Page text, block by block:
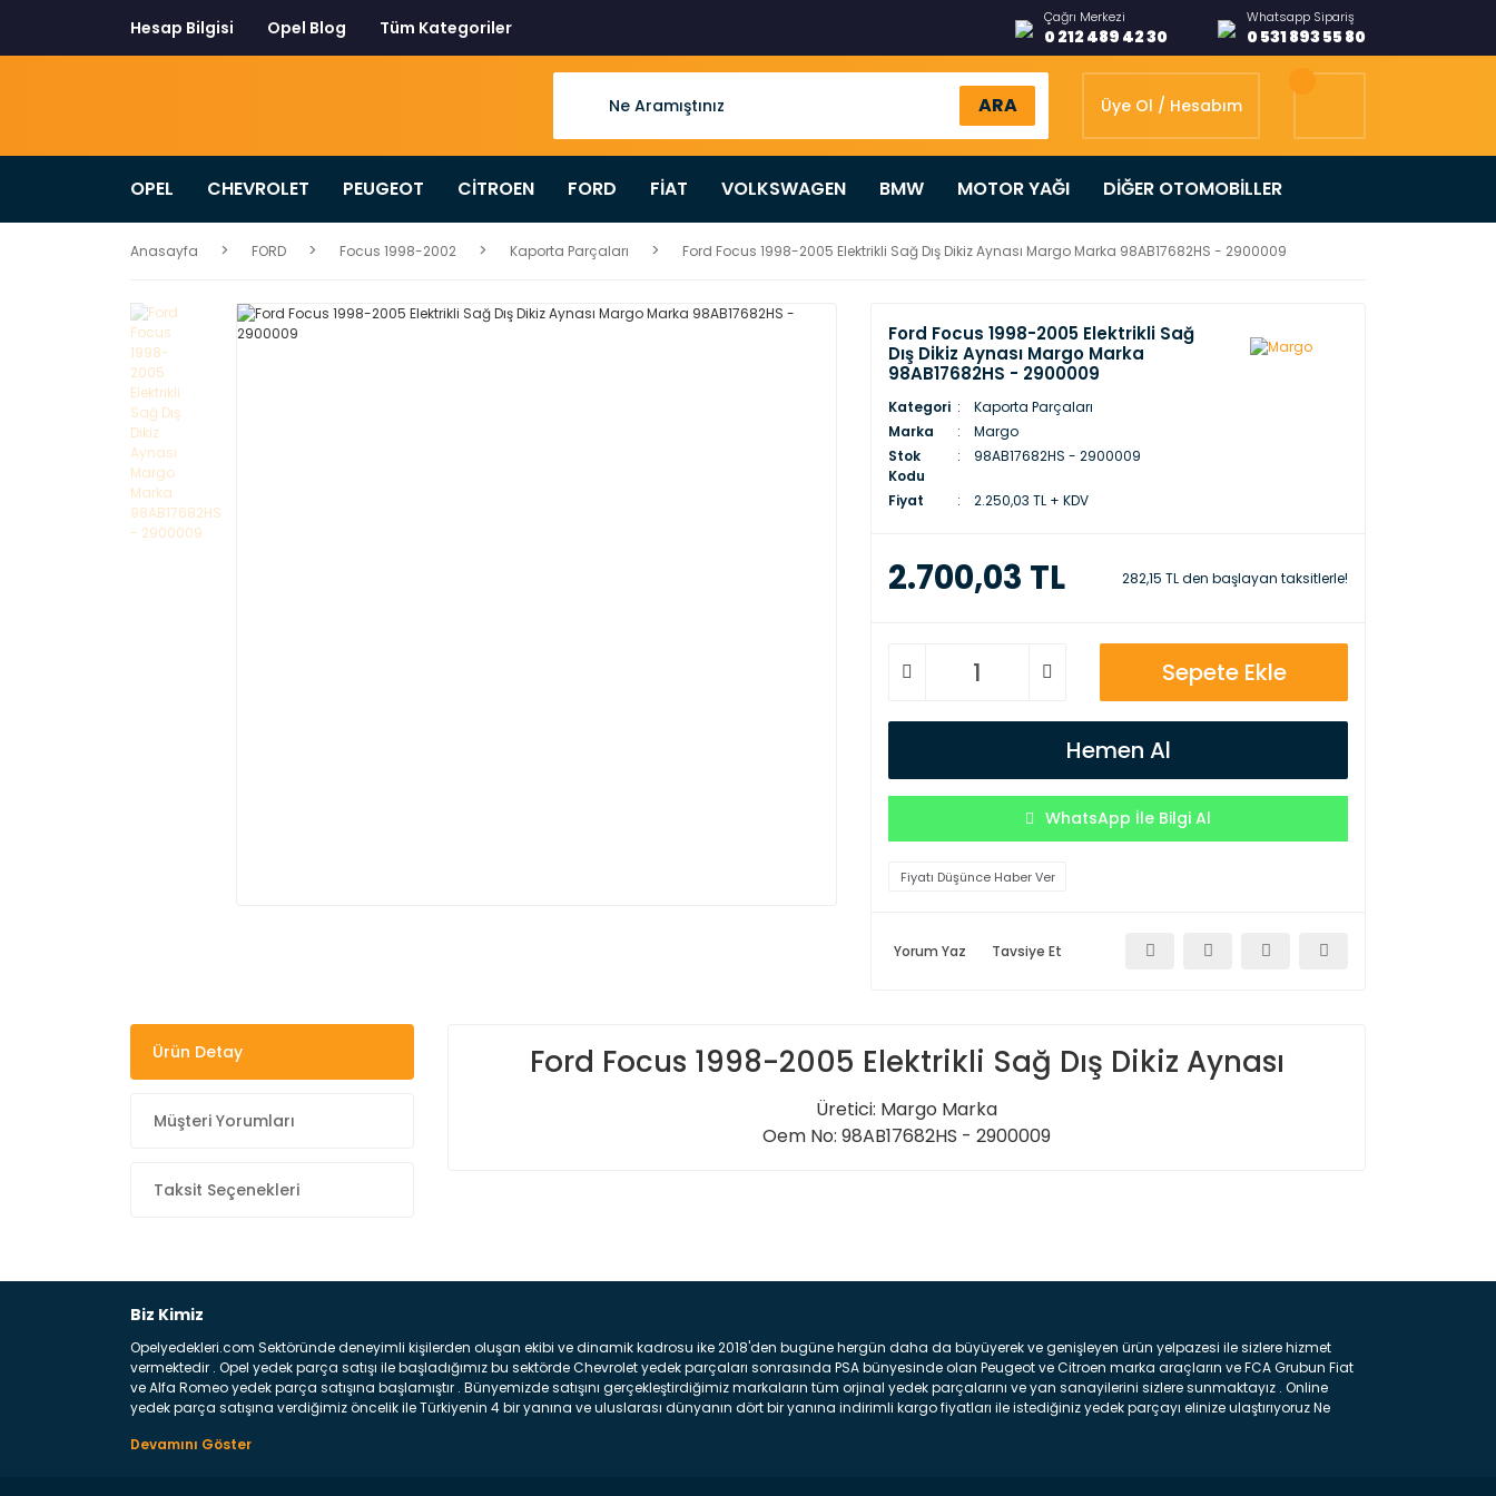
Hesap Bilgisi Opel Blog Tüm Kategoriler Çağrı Merkezi
0 212 489 42 30
Whatsapp Sipariş
0 531 893 55 80
ARA Üye Ol / Hesabım
OPEL CHEVROLET PEUGEOT CİTROEN FORD FİAT VOLKSWAGEN BMW MOTOR YAĞI DİĞER OTOMOBİLLER
Anasayfa FORD Focus 1998-2002 Kaporta Parçaları Ford Focus 1998-2005 Elektrikli Sağ Dış Dikiz Aynası Margo Marka 98AB17682HS - 2900009
Ford Focus 1998-2005 Elektrikli Sağ
Dış Dikiz Aynası Margo Marka
98AB17682HS - 2900009
Kategori
Kaporta Parçaları
Marka
Margo
Stok
Kodu
98AB17682HS - 2900009
Fiyat 2.250,03 TL + KDV
2.700,03 TL 282,15 TL den başlayan taksitlerle!
Sepete Ekle
Hemen Al
WhatsApp İle Bilgi Al
Fiyatı Düşünce Haber Ver
Yorum Yaz Tavsiye Et
Ürün Detay
Müşteri Yorumları
Taksit Seçenekleri
Ford Focus 1998-2005 Elektrikli Sağ Dış Dikiz Aynası
Üretici: Margo Marka
Oem No: 98AB17682HS - 2900009
Biz Kimiz
Opelyedekleri.com Sektöründe deneyimli kişilerden oluşan ekibi ve dinamik kadrosu ike 2018'den bugüne hergün daha da büyüyerek ve genişleyen ürün yelpazesi ile sizlere hizmet
vermektedir . Opel yedek parça satışı ile başladığımız bu sektörde Chevrolet yedek parçaları sonrasında PSA bünyesinde olan Peugeot ve Citroen marka araçların ve FCA Grubun Fiat
ve Alfa Romeo yedek parça satışına başlamıştır . Bünyemizde satışını gerçekleştirdiğimiz markaların tüm orjinal yedek parçalarını ve yan sanayilerini sizlere sunmaktayız . Online
yedek parça satışına verdiğimiz öncelik ile Türkiyenin 4 bir yanına ve uluslarası dünyanın dört bir yanına indirimli kargo fiyatları ile istediğiniz yedek parçayı elinize ulaştırıyoruz Ne
belirttiğimiz parçalar sizlere fikir sağlayacaktır. Ön Tampon : Aracınızın ön kısmında bulunan plastik darbe emici amacı ile yapılmış olan kaporta aksam parçasıdır. Çamurluk :